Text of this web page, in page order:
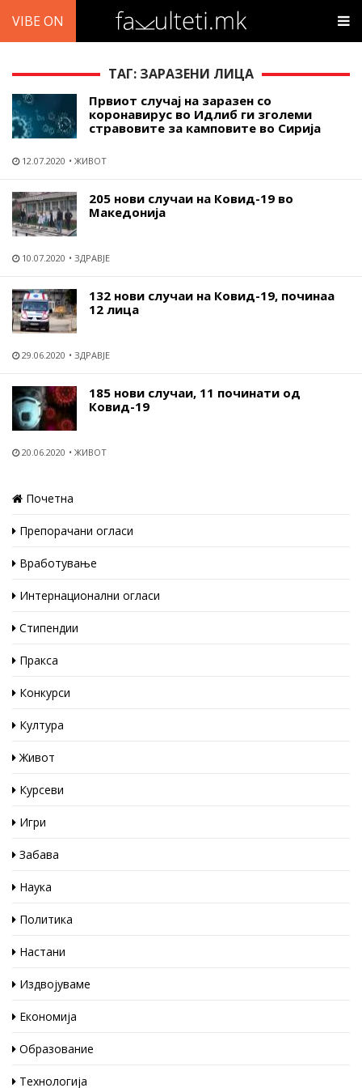
VIBE ON
ТАГ: ЗАРАЗЕНИ ЛИЦА
Првиот случај на заразен со
коронавирус во Идлиб ги зголеми
стравовите за камповите во Сирија
12.07.2020 ЖИВОТ
205 нови случаи на Ковид-19 во
Македонија
10.07.2020 ЗДРАВЈЕ
132 нови случаи на Ковид-19, починаа
12 лица
29.06.2020 ЗДРАВЈЕ
185 нови случаи, 11 починати од
Ковид-19
20.06.2020 ЖИВОТ
Почетна
Препорачани огласи
Вработување
Интернационални огласи
Стипендии
Пракса
Конкурси
Култура
Живот
Курсеви
Игри
Забава
Наука
Политика
Настани
Издвојуваме
Економија
Образование
Технологија